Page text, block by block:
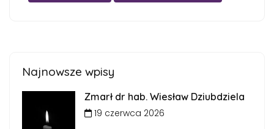
Najnowsze wpisy
Zmarł dr hab. Wiesław Dziubdziela
19 czerwca 2026